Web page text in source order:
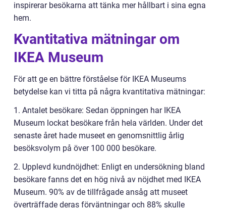
inspirerar besökarna att tänka mer hållbart i sina egna
hem.
Kvantitativa mätningar om
IKEA Museum
För att ge en bättre förståelse för IKEA Museums
betydelse kan vi titta på några kvantitativa mätningar:
1. Antalet besökare: Sedan öppningen har IKEA
Museum lockat besökare från hela världen. Under det
senaste året hade museet en genomsnittlig årlig
besöksvolym på över 100 000 besökare.
2. Upplevd kundnöjdhet: Enligt en undersökning bland
besökare fanns det en hög nivå av nöjdhet med IKEA
Museum. 90% av de tillfrågade ansåg att museet
överträffade deras förväntningar och 88% skulle